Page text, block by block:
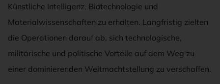
Künstliche Intelligenz, Biotechnologie und
Materialwissenschaften zu erhalten. Langfristig zielten
die Operationen darauf ab, sich technologische,
militärische und politische Vorteile auf dem Weg zu
einer dominierenden Weltmachtstellung zu verschaffen.